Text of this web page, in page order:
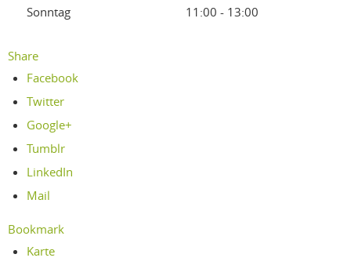
Sonntag
11:00 - 13:00
Share
Facebook
Twitter
Google+
Tumblr
LinkedIn
Mail
Bookmark
Karte